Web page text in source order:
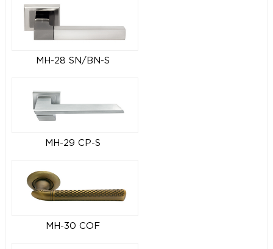
MH-28 SN/BN-S
MH-29 CP-S
MH-30 COF